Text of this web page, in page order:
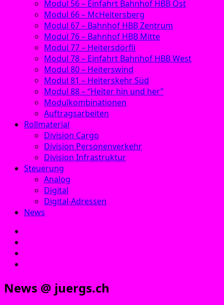
Modul 56 – Einfahrt Bahnhof HBB Ost
Modul 66 – McHeitersberg
Modul 67 – Bahnhof HBB Zentrum
Modul 76 – Bahnhof HBB Mitte
Modul 77 – Heitersdörfli
Modul 78 – Einfahrt Bahnhof HBB West
Modul 80 – Heiterswind
Modul 81 – Heiterskehr Süd
Modul 88 – “Heiter hin und her”
Modulkombinationen
Auftragsarbeiten
Rollmaterial
Division Cargo
Division Personenverkehr
Division Infrastruktur
Steuerung
Analog
Digital
Digital-Adressen
News
News @ juergs.ch